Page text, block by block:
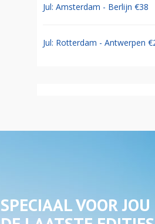
Jul: Amsterdam - Berlijn €38
Jul: Rotterdam - Antwerpen
SPECIAAL VOOR JOU